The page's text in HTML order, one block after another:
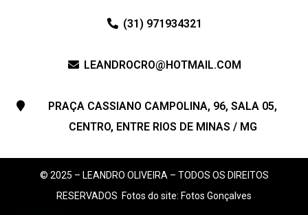
(31) 971934321
LEANDROCRO@HOTMAIL.COM
PRAÇA CASSIANO CAMPOLINA, 96, SALA 05,
CENTRO, ENTRE RIOS DE MINAS / MG
© 2025 – LEANDRO OLIVEIRA – TODOS OS DIREITOS
RESERVADOS Fotos do site: Fotos Gonçalves